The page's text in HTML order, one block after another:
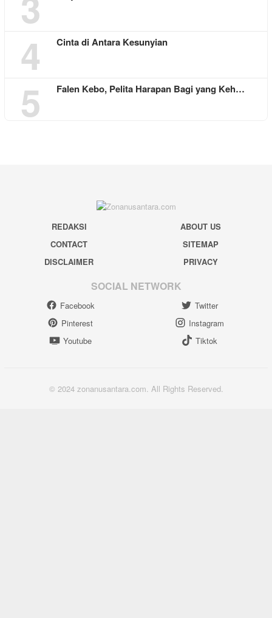
4 Cinta di Antara Kesunyian
5 Falen Kebo, Pelita Harapan Bagi yang Keh…
REDAKSI
ABOUT US
CONTACT
SITEMAP
DISCLAIMER
PRIVACY
SOCIAL NETWORK
Facebook
Twitter
Pinterest
Instagram
Youtube
Tiktok
© 2024 zonanusantara.com. All Rights Reserved.